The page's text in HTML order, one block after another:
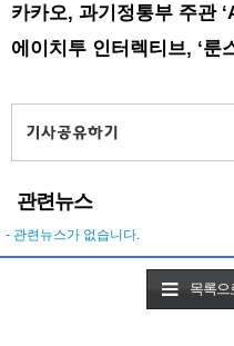
카카오, 과기정통부 주관
에이치투 인터렉티브, ‘룬
관련뉴스
- 관련뉴스가 없습니다.
목록으